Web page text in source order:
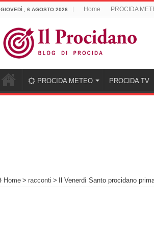
GIOVEDÌ , 6 AGOSTO 2026 Home PROCIDA
PROCIDA METEO PROCIDA TV
Home > racconti > Il Venerdì Santo procidano